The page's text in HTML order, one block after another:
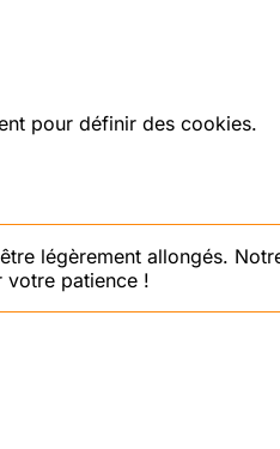
pour définir des cookies.
légèrement allongés.
votre patience !